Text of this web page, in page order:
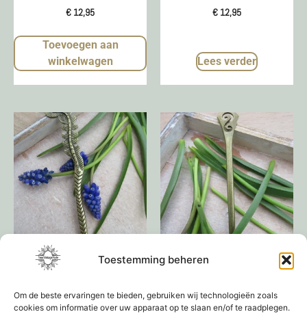
Toestemming beheren
Om de beste ervaringen te bieden, gebruiken wij technologieën zoals
cookies om informatie over uw apparaat op te slaan en/of te raadplegen.
€ 12,95
Toevoegen aan
winkelwagen
€ 12,95
Lees verder
Haarpin pauwenveer
€9,95
Eenvoudige haarpin
€9,95